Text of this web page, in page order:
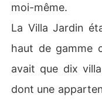
moi-même.
La Villa Jardin
haut de gamme
avait que dix
dont une